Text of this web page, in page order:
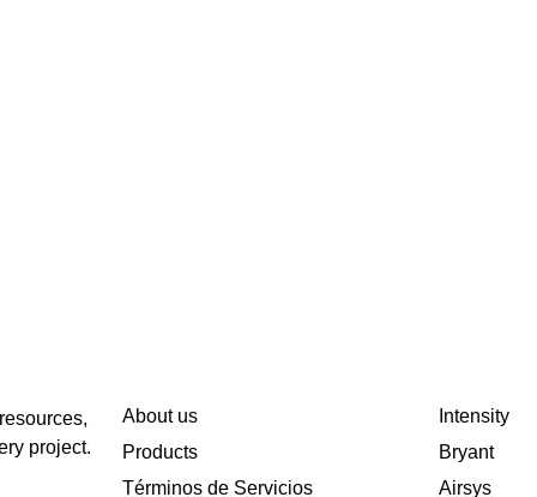
project.
About us
Products
Términos de Servicios
Intensity
Bryant
Airsys